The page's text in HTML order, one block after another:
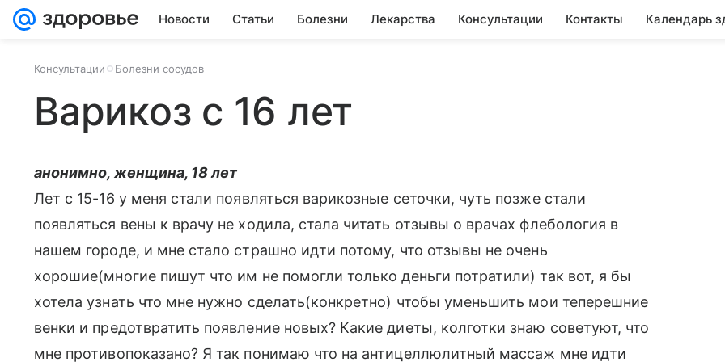
Новости Статьи Болезни Лекарства Консультации Контакты Календарь
Консультации Болезни сосудов
Варикоз с 16 лет
анонимно, женщина, 18 лет
Лет с 15-16 у меня стали появляться варикозные сеточки, чуть позже стали
появляться вены к врачу не ходила, стала читать отзывы о врачах флебология в
нашем городе, и мне стало страшно идти потому, что отзывы не очень
хорошие(многие пишут что им не помогли только деньги потратили) так вот, я бы
хотела узнать что мне нужно сделать(конкретно) чтобы уменьшить мои теперешние
венки и предотвратить появление новых? Какие диеты, колготки знаю советуют, что
мне противопоказано? Я так понимаю что на антицеллюлитный массаж мне идти